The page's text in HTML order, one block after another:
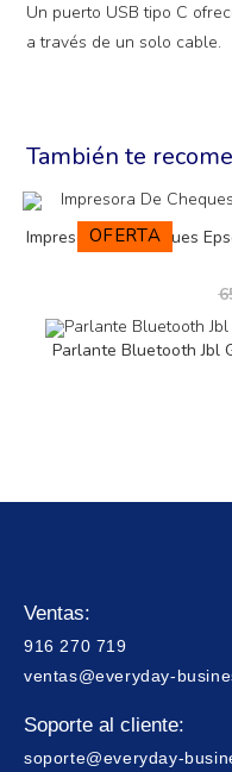
Un puerto USB tipo C
a través de un solo cable.
También te
OFERTA
Impresora De Cheques
Parlante Bluetooth Jbl
Ventas:
916 270 719
ventas@everyday-
Soporte al cliente:
soporte@everyday-